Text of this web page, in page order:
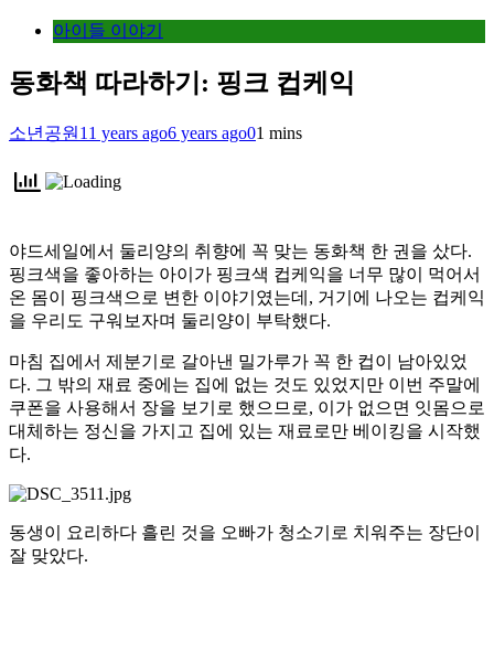
아이들 이야기
동화책 따라하기: 핑크 컵케익
소년공원 11 years ago6 years ago01 mins
야드세일에서 둘리양의 취향에 꼭 맞는 동화책 한 권을 샀다.
핑크색을 좋아하는 아이가 핑크색 컵케익을 너무 많이 먹어서
온 몸이 핑크색으로 변한 이야기였는데, 거기에 나오는 컵케익
을 우리도 구워보자며 둘리양이 부탁했다.
마침 집에서 제분기로 갈아낸 밀가루가 꼭 한 컵이 남아있었
다. 그 밖의 재료 중에는 집에 없는 것도 있었지만 이번 주말에
쿠폰을 사용해서 장을 보기로 했으므로, 이가 없으면 잇몸으로
대체하는 정신을 가지고 집에 있는 재료로만 베이킹을 시작했
다.
동생이 요리하다 흘린 것을 오빠가 청소기로 치워주는 장단이
잘 맞았다.